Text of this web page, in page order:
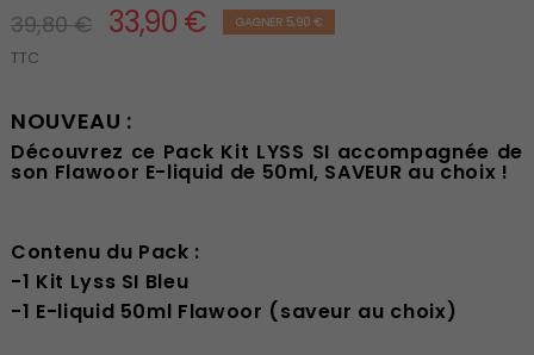
39,80 € 33,90 € GAGNER 5,90 €
TTC
NOUVEAU :
Découvrez ce Pack Kit LYSS SI accompagnée de
son Flawoor E-liquid de 50ml, SAVEUR au choix !
Contenu du Pack :
-1 Kit Lyss SI Bleu
-1 E-liquid 50ml Flawoor (saveur au choix)